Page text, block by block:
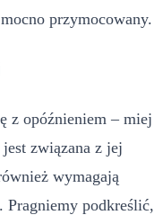
przymocowany.
z opóźnieniem – miej
związana z jej
wymagają
podkreślić,